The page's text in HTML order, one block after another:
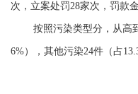
次，立案处罚28家次，罚款
按照污染类型分，从高到
6%），其他污染24件（占